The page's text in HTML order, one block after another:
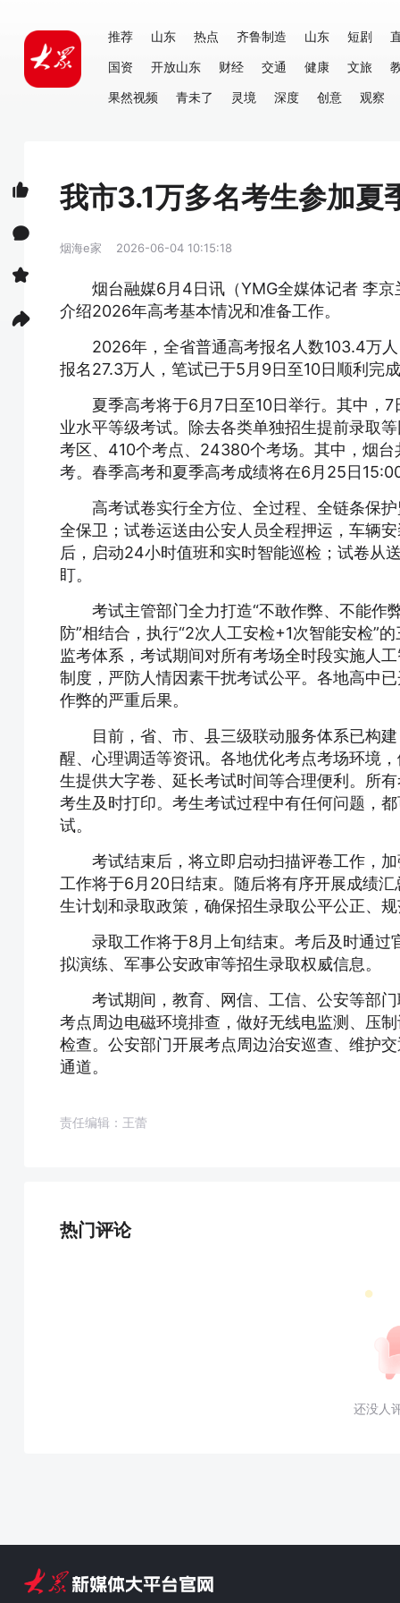
推荐 山东 热点 齐鲁制造 山东 短剧
国资
开放山东 财经 交通 健康 文旅
果然视频
青未了 灵境 深度 创意 观察
我市3.1万多名考生参加夏
烟海e家 2026-06-04 10:15:18
烟台融媒6月4日讯（YMG全媒体记者 李
介绍2026年高考基本情况和准备工作。
2026年，全省普通高考报名人数103.4万
报名27.3万人，笔试已于5月9日至10日顺利完
夏季高考将于6月7日至10日举行。其中，
业水平等级考试。除去各类单独招生提前录取
考区、410个考点、24380个考场。其中，烟
考。春季高考和夏季高考成绩将在6月25日
高考试卷实行全方位、全过程、全链条保
全保卫；试卷运送由公安人员全程押运，车辆
后，启动24小时值班和实时智能巡检；试卷从
盯。
考试主管部门全力打造“不敢作弊、不能作
防”相结合，执行“2次人工安检+1次智能安检”
监考体系，考试期间对所有考场全时段实施人
制度，严防人情因素干扰考试公平。各地高中
作弊的严重后果。
目前，省、市、县三级联动服务体系已构
醒、心理调适等资讯。各地优化考点考场环境
生提供大字卷、延长考试时间等合理便利。所
考生及时打印。考生考试过程中有任何问题，
试。
考试结束后，将立即启动扫描评卷工作，
工作将于6月20日结束。随后将有序开展成绩
生计划和录取政策，确保招生录取公平公正、
录取工作将于8月上旬结束。考后及时通
拟演练、军事公安政审等招生录取权威信息。
考试期间，教育、网信、工信、公安等部
考点周边电磁环境排查，做好无线电监测、压
检查。公安部门开展考点周边治安巡查、维护
通道。
责任编辑：王蕾
热门评论
还没人